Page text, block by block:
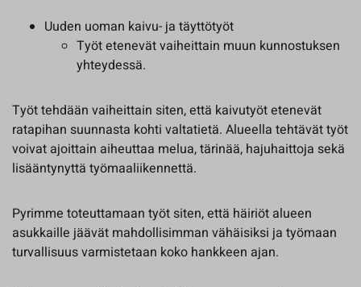
Uuden uoman kaivu- ja täyttötyöt
Työt etenevät vaiheittain muun kunnostuksen
yhteydessä.
Työt tehdään vaiheittain siten, että kaivutyöt etenevät
ratapihan suunnasta kohti valtatietä. Alueella tehtävät työt
voivat ajoittain aiheuttaa melua, tärinää, hajuhaittoja sekä
lisääntynyttä työmaaliikennettä.
Pyrimme toteuttamaan työt siten, että häiriöt alueen
asukkaille jäävät mahdollisimman vähäisiksi ja työmaan
turvallisuus varmistetaan koko hankkeen ajan.